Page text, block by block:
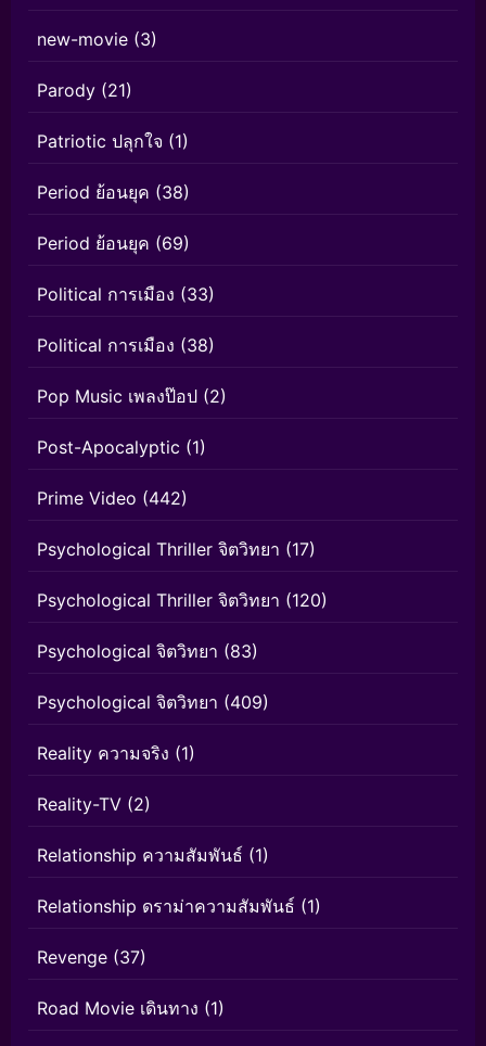
new-movie (3)
Parody (21)
Patriotic ปลุกใจ (1)
Period ย้อนยุค (38)
Period ย้อนยุค (69)
Political การเมือง (33)
Political การเมือง (38)
Pop Music เพลงป๊อป (2)
Post-Apocalyptic (1)
Prime Video (442)
Psychological Thriller จิตวิทยา (17)
Psychological Thriller จิตวิทยา (120)
Psychological จิตวิทยา (83)
Psychological จิตวิทยา (409)
Reality ความจริง (1)
Reality-TV (2)
Relationship ความสัมพันธ์ (1)
Relationship ดราม่าความสัมพันธ์ (1)
Revenge (37)
Road Movie เดินทาง (1)